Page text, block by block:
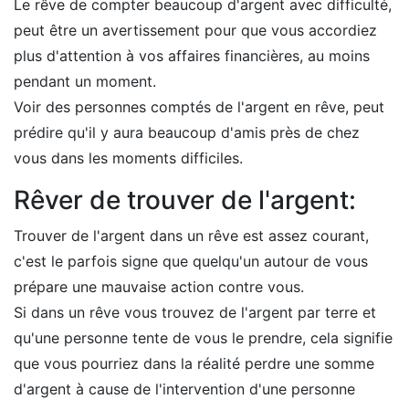
Le rêve de compter beaucoup d'argent avec difficulté,
peut être un avertissement pour que vous accordiez
plus d'attention à vos affaires financières, au moins
pendant un moment.
Voir des personnes comptés de l'argent en rêve, peut
prédire qu'il y aura beaucoup d'amis près de chez
vous dans les moments difficiles.
Rêver de trouver de l'argent:
Trouver de l'argent dans un rêve est assez courant,
c'est le parfois signe que quelqu'un autour de vous
prépare une mauvaise action contre vous.
Si dans un rêve vous trouvez de l'argent par terre et
qu'une personne tente de vous le prendre, cela signifie
que vous pourriez dans la réalité perdre une somme
d'argent à cause de l'intervention d'une personne